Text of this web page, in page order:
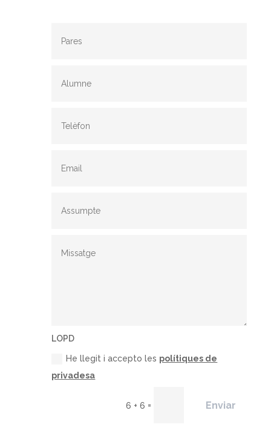
LOPD
He llegit i accepto les polítiques de
privadesa
6 + 6 = Enviar